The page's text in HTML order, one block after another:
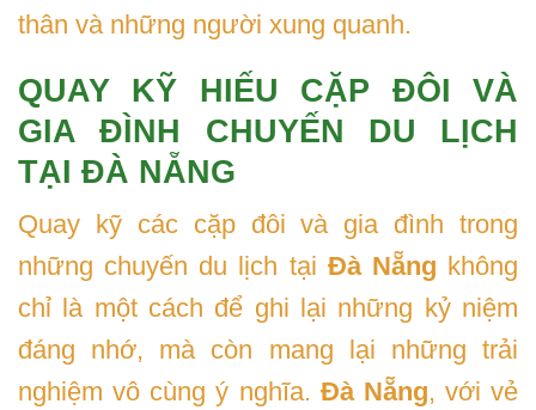
thân và những người xung quanh.
QUAY KỸ HIẾU CẶP ĐÔI VÀ
GIA ĐÌNH CHUYẾN DU LỊCH
TẠI ĐÀ NẴNG
Quay kỹ các cặp đôi và gia đình trong
những chuyến du lịch tại Đà Nẵng không
chỉ là một cách để ghi lại những kỷ niệm
đáng nhớ, mà còn mang lại những trải
nghiệm vô cùng ý nghĩa. Đà Nẵng, với vẻ